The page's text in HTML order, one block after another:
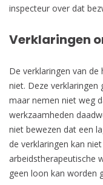
inspecteur over dat
Verklaringen
De verklaringen van
niet. Deze verklaringen
maar nemen niet weg
werkzaamheden
niet bewezen dat een
de verklaringen kan
arbeidstherapeutische
geen loon kan worden